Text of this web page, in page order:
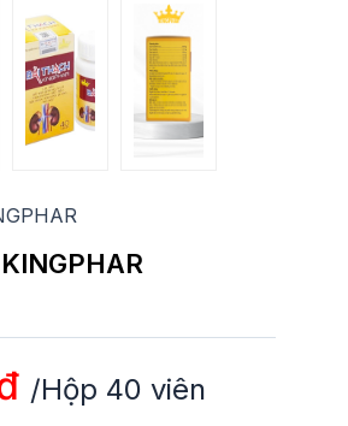
/Hộp 40 viên